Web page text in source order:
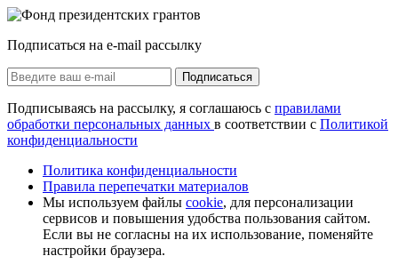
Подписаться на e-mail рассылку
Подписаться
Подписываясь на рассылку, я соглашаюсь с правилами
обработки персональных данных в соответствии с Политикой
конфиденциальности
Политика конфиденциальности
Правила перепечатки материалов
Мы используем файлы cookie, для персонализации
сервисов и повышения удобства пользования сайтом.
Если вы не согласны на их использование, поменяйте
настройки браузера.